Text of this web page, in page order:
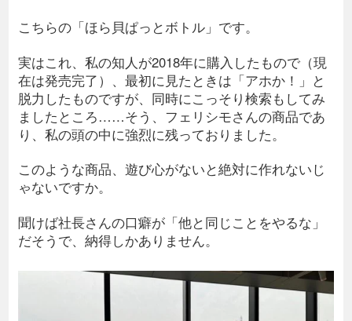
こちらの「ほら貝ぱっとボトル」です。
実はこれ、私の知人が2018年に購入したもので（現
在は発売完了）、最初に見たときは「アホか！」と
脱力したものですが、同時にこっそり検索もしてみ
ましたところ……そう、フェリシモさんの商品であ
り、私の頭の中に強烈に残っておりました。
このような商品、遊び心がないと絶対に作れないじ
ゃないですか。
聞けば社長さんの口癖が「他と同じことをやるな」
だそうで、納得しかありません。